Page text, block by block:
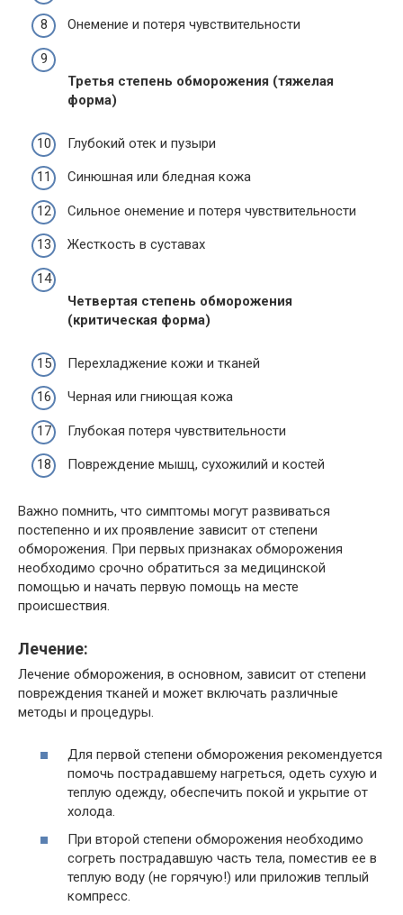
Онемение и потеря чувствительности
Третья степень обморожения (тяжелая
форма)
Глубокий отек и пузыри
Синюшная или бледная кожа
Сильное онемение и потеря чувствительности
Жесткость в суставах
Четвертая степень обморожения
(критическая форма)
Перехладжение кожи и тканей
Черная или гниющая кожа
Глубокая потеря чувствительности
Повреждение мышц, сухожилий и костей
Важно помнить, что симптомы могут развиваться
постепенно и их проявление зависит от степени
обморожения. При первых признаках обморожения
необходимо срочно обратиться за медицинской
помощью и начать первую помощь на месте
происшествия.
Лечение:
Лечение обморожения, в основном, зависит от степени
повреждения тканей и может включать различные
методы и процедуры.
Для первой степени обморожения рекомендуется
помочь пострадавшему нагреться, одеть сухую и
теплую одежду, обеспечить покой и укрытие от
холода.
При второй степени обморожения необходимо
согреть пострадавшую часть тела, поместив ее в
теплую воду (не горячую!) или приложив теплый
компресс.